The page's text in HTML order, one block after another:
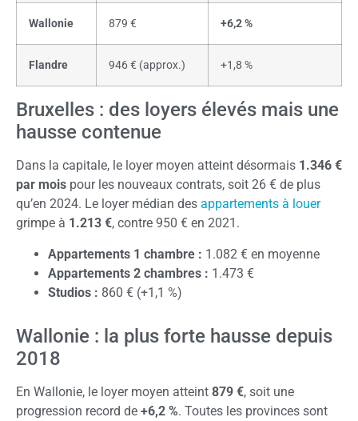
Wallonie 879 € +6,2 %
Flandre 946 € (approx.) +1,8 %
Bruxelles : des loyers élevés mais une
hausse contenue
Dans la capitale, le loyer moyen atteint désormais 1.346 €
par mois pour les nouveaux contrats, soit 26 € de plus
qu’en 2024. Le loyer médian des appartements à louer
grimpe à 1.213 €, contre 950 € en 2021.
Appartements 1 chambre : 1.082 € en moyenne
Appartements 2 chambres : 1.473 €
Studios : 860 € (+1,1 %)
Wallonie : la plus forte hausse depuis
2018
En Wallonie, le loyer moyen atteint 879 €, soit une
progression record de +6,2 %. Toutes les provinces sont